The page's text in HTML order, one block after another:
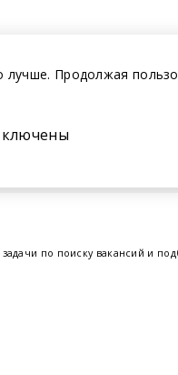
по поиску вакансий и
лучше. Продолжая